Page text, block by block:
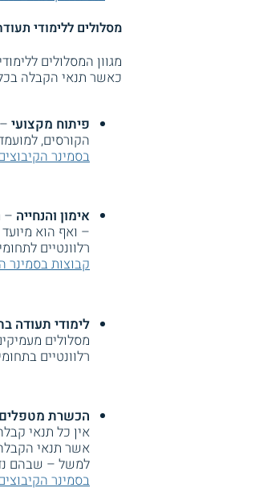
מסלולים ללימודי
מגוון המסלולים
כאשר תנאי הקבלה
פיתוח מקצועי
הקורסים,
בסמינר
אימון והנחייה –
– ואף הוא
רלוונטיים
קבוצות בסמינר
לימודי תעודה
מסלולים
רלוונטיים
הכשרת מטפלים
אין כל תנאי
אשר תנאי הקבלה
למשל – שבהם
בסמינר